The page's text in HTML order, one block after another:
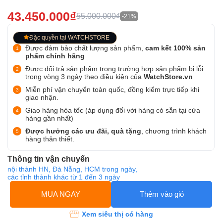
43.450.000₫55.000.000₫ -21%
Đặc quyền tại WATCHSTORE
Được đảm bảo chất lượng sản phẩm, cam kết 100% sản
phẩm chính hãng
Được đổi trả sản phẩm trong trường hợp sản phẩm bị lỗi
trong vòng 3 ngày theo điều kiện của WatchStore.vn
Miễn phí vận chuyển toàn quốc, đồng kiểm trực tiếp khi
giao nhận.
Giao hàng hỏa tốc (áp dụng đối với hàng có sẵn tại cửa
hàng gần nhất)
Được hưởng các ưu đãi, quà tặng , chương trình khách
hàng thân thiết.
Thông tin vận chuyển
nội thành HN, Đà Nẵng, HCM trong ngày,
các tỉnh thành khác từ 1 đến 3 ngày
MUA NGAY Thêm vào giỏ
Xem siêu thị có hàng